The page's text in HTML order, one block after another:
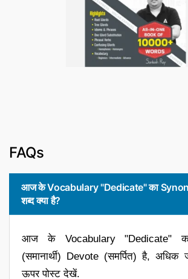
FAQs
आज के Vocabulary "Dedicate" का
शब्द क्या है?
आज के Vocabulary "Dedicate"
(समानार्थी) Devote (समर्पित) है, अधिक
ऊपर पोस्ट देखें.